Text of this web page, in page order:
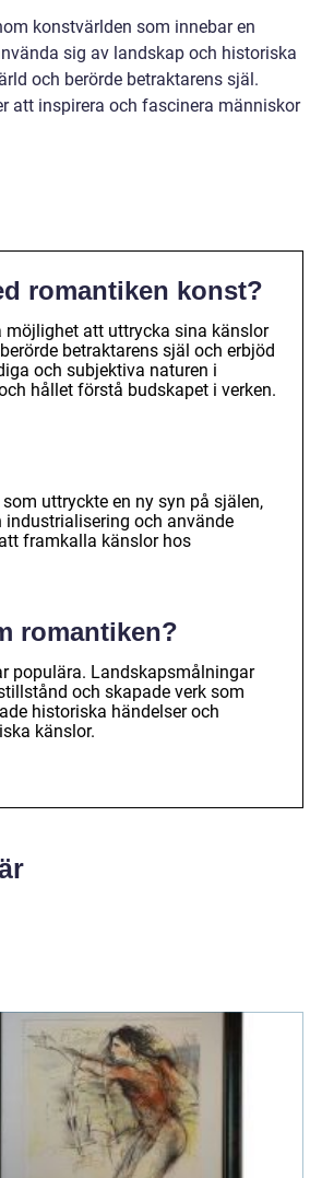
konstvärlden som innebar en
sig av landskap och historiska
och berörde betraktarens själ.
att inspirera och fascinera människor
romantiken konst?
möjlighet att uttrycka sina känslor
betraktarens själ och erbjöd
och subjektiva naturen i
hållet förstå budskapet i verken.
uttryckte en ny syn på själen,
och använde
framkalla känslor hos
romantiken?
populära. Landskapsmålningar
och skapade verk som
historiska händelser och
känslor.